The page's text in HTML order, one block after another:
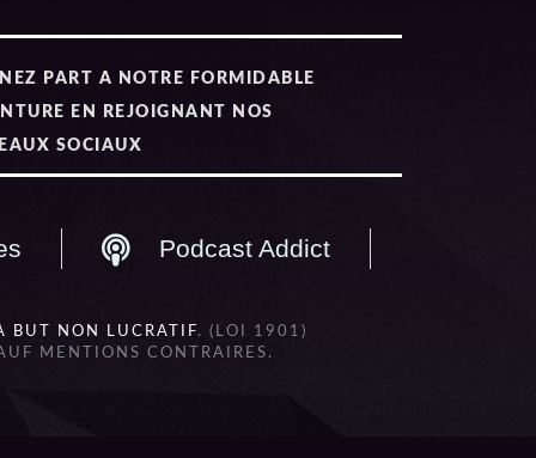
PART A NOTRE FORMIDABLE
EN REJOIGNANT NOS
SOCIAUX
Podcast Addict
BUT NON LUCRATIF. (LOI 1901)
MENTIONS CONTRAIRES.